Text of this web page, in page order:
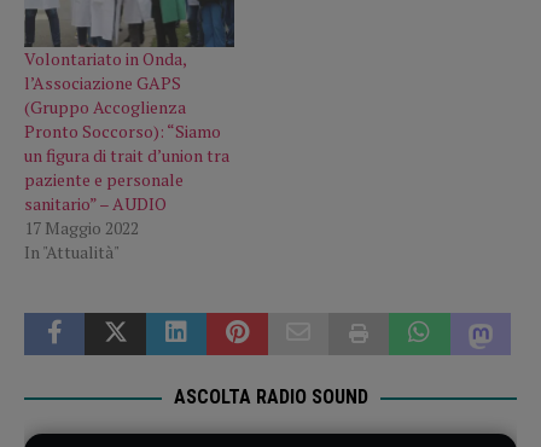
Volontariato in Onda,
l’Associazione GAPS
(Gruppo Accoglienza
Pronto Soccorso): “Siamo
un figura di trait d’union tra
paziente e personale
sanitario” – AUDIO
17 Maggio 2022
In "Attualità"
ASCOLTA RADIO SOUND